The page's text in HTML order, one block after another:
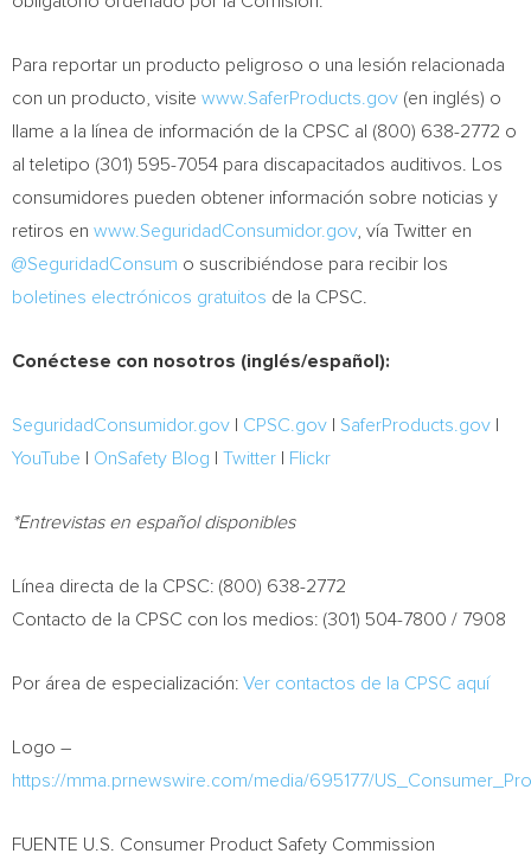
Para reportar un producto peligroso o una lesión relacionada
con un producto, visite www. SaferProducts.gov (en inglés) o
llame a la línea de información de la CPSC al (800) 638-2772 o
al teletipo (301) 595-7054 para discapacitados auditivos. Los
consumidores pueden obtener información sobre noticias y
retiros en www.SeguridadConsumidor.gov, vía Twitter en
@SeguridadConsum o suscribiéndose para recibir los
boletines electrónicos gratuitos de la CPSC.
Conéctese con nosotros (inglés/español):
SeguridadConsumidor.gov CPSC.gov SaferProducts.gov
YouTube
OnSafety Blog Twitter Flickr
*Entrevistas en español disponibles
Línea directa de la CPSC: (800) 638-2772
Contacto de la CPSC con los medios: (301) 504-7800 / 7908
Por área de especialización: Ver contactos de la CPSC aquí
Logo –
https://mma.prnewswire.com/media/695177/
FUENTE U.S. Consumer Product Safety Commission